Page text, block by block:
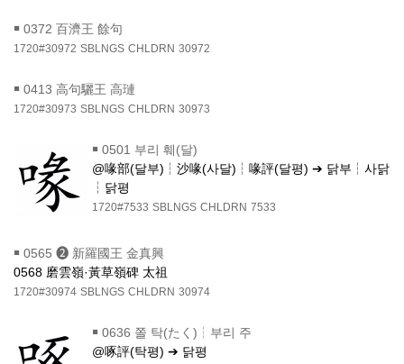
￭ 0372 百濟王 餘句
1720#30972 SBLNGS CHLDRN 30972
￭ 0413 高句驪王 高璉
1720#30973 SBLNGS CHLDRN 30973
￭ 0501 부리 훼(달)
@喙部(달부)┆沙喙(사달)┆喙評(달평) ➔ 닭부┆사닭
┆닭평
1720#7533 SBLNGS CHLDRN 7533
￭ 0565 ❷ 新羅國王 金真興
0568 磨雲嶺·黃草嶺碑 太祖
1720#30974 SBLNGS CHLDRN 30974
￭ 0636 쫄 탁(たく)┆부리 주
@啄評(탁평) ➔ 닭평